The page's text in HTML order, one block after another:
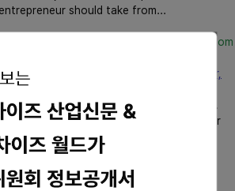
should take from...
www.fastcompany.com
Interpretations of Dreams AboutMentor,
Master, Etc.알 수 없는 사용자 2020. 8. 27.
Dreams AboutMentor, Teacher, Master
AboutMentor, Teacher...
hongikstory.tistory.com/
휘트니 휴스턴 생애 1963~2012 활동 2 사망2.1